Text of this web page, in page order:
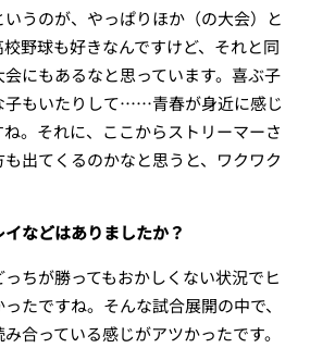
うのが、やっぱりほか（の大会）と
野球も好きなんですけど、それと同
にもあるなと思っています。喜ぶ子
子もいたりして……青春が身近に感じ
。それに、ここからストリーマーさ
出てくるのかなと思うと、ワクワク
などはありましたか？
ちが勝ってもおかしくない状況でヒ
たですね。そんな試合展開の中で、
合っている感じがアツかったです。